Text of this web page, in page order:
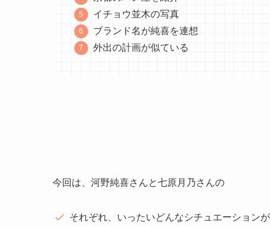
イチョウ並木の写真
ブランド名が純喜を連想
外出の計画が似ている
今回は、河野純喜さんと七原月乃さんの
それぞれ、いったいどんなシチュエーション